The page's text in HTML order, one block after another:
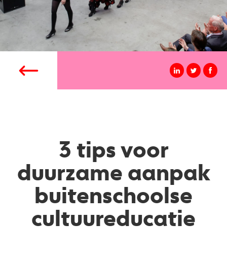
3 tips voor
duurzame aanpak
buitenschoolse
cultuureducatie